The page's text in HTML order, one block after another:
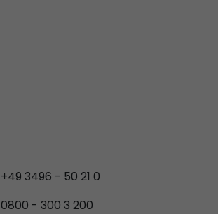
+49 3496 - 50 21 0
0800 - 300 3 200